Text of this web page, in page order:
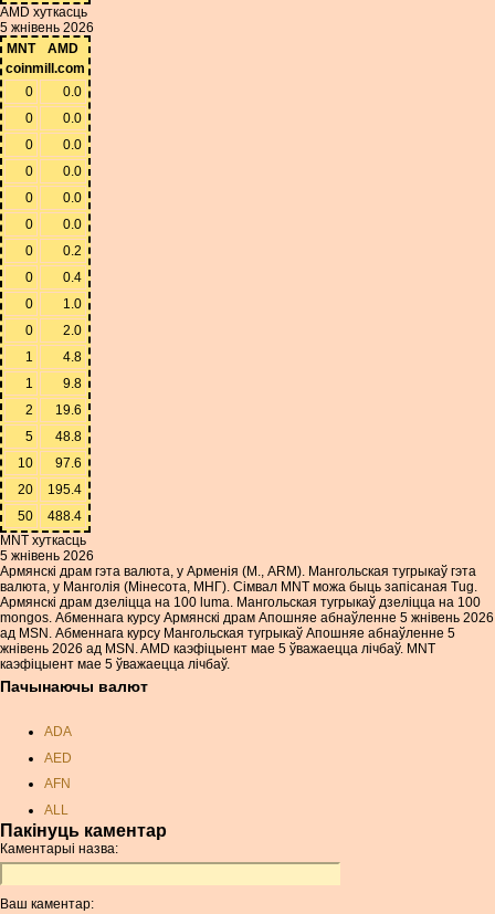
AMD хуткасць
5 жнівень 2026
MNT
AMD
coinmill.com
0
0.0
0
0.0
0
0.0
0
0.0
0
0.0
0
0.0
0
0.2
0
0.4
0
1.0
0
2.0
1
4.8
1
9.8
2
19.6
5
48.8
10
97.6
20
195.4
50
488.4
MNT хуткасць
5 жнівень 2026
Армянскі драм гэта валюта, у Арменія (М., ARM). Мангольская тугрыкаў гэта
валюта, у Манголія (Мінесота, МНГ). Сімвал MNT можа быць запісаная Tug.
Армянскі драм дзеліцца на 100 luma. Мангольская тугрыкаў дзеліцца на 100
mongos. Абменнага курсу Армянскі драм Апошняе абнаўленне 5 жнівень 2026
ад MSN. Абменнага курсу Мангольская тугрыкаў Апошняе абнаўленне 5
жнівень 2026 ад MSN. AMD каэфіцыент мае 5 ўважаецца лічбаў. MNT
каэфіцыент мае 5 ўважаецца лічбаў.
Пачынаючы валют
ADA
AED
AFN
ALL
AMD
ANC
ANG
Пакінуць каментар
Каментарыі назва:
Ваш каментар: